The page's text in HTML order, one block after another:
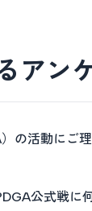
アン
の活動にご
公式戦に